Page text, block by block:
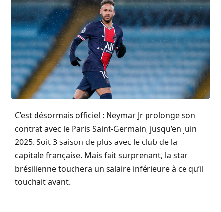
C’est désormais officiel : Neymar Jr prolonge son
contrat avec le Paris Saint-Germain, jusqu’en juin
2025. Soit 3 saison de plus avec le club de la
capitale française. Mais fait surprenant, la star
brésilienne touchera un salaire inférieure à ce qu’il
touchait avant.